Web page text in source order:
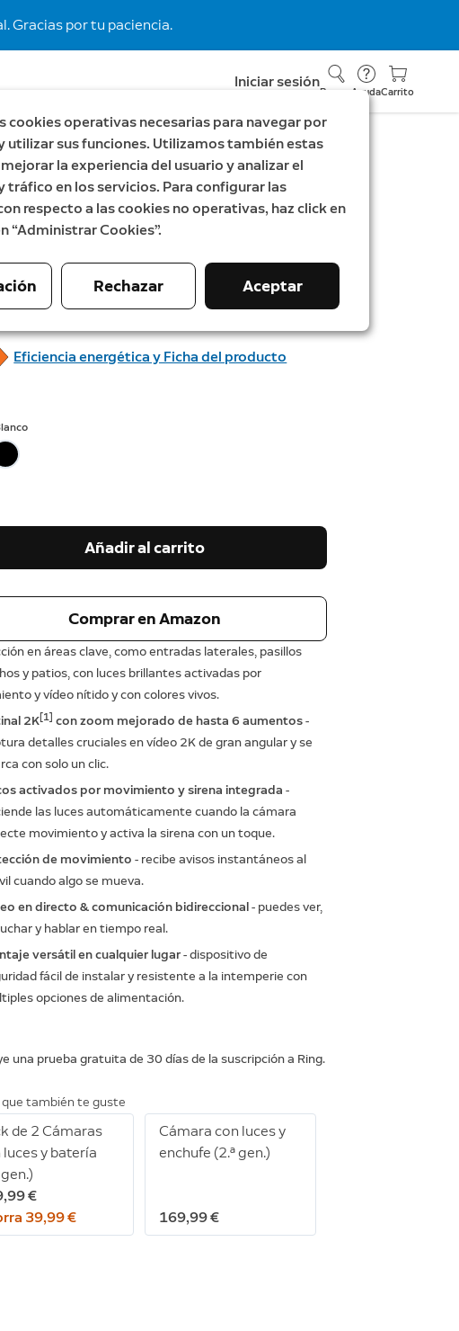
Gracias por tu paciencia.
Iniciar sesión
Buscar AyudaCarrito
Retinal 2K
con luces y batería
Cam
€
Eficiencia energética y Ficha del producto
Añadir al carrito
Comprar en Amazon
en áreas clave, como entradas laterales, pasillos
y patios, con luces brillantes activadas por
y vídeo nítido y con colores vivos.
2K[1] con zoom mejorado de hasta 6 aumentos-
detalles cruciales en vídeo 2K de gran angular y se
con solo un clic.
activados por movimiento y sirena integrada -
las luces automáticamente cuando la cámara
movimiento y activa la sirena con un toque.
de movimiento - recibe avisos instantáneos al
cuando algo se mueva.
en directo & comunicación bidireccional- puedes ver,
y hablar en tiempo real.
versátil en cualquier lugar- dispositivo de
fácil de instalar y resistente a la intemperie con
opciones de alimentación.
una prueba gratuita de 30 días de la suscripción a Ring.
que también te guste
de 2 Cámaras
luces y batería
gen.)
€
39,99 €
Cámara con luces y
enchufe (2.ª gen.)
169,99 €
cookies operativas necesarias para navegar por
utilizar sus funciones. Utilizamos también estas
la experiencia del usuario y analizar el
tráfico en los servicios. Para configurar las
respecto a las cookies no operativas, haz click en
“Administrar Cookies”.
Rechazar Aceptar